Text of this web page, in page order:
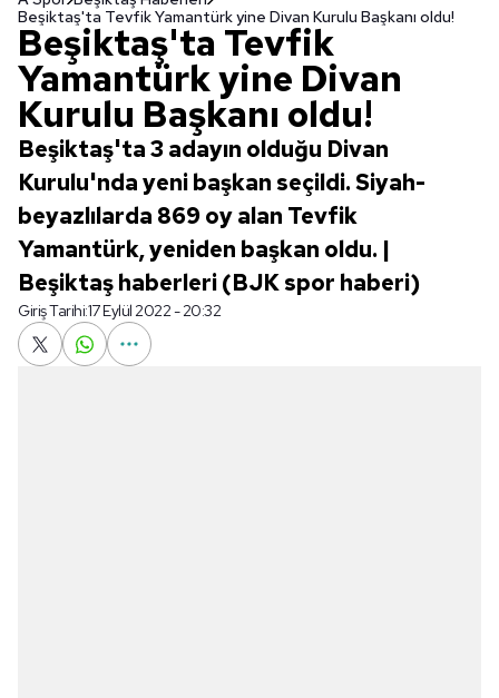
Beşiktaş'ta Tevfik Yamantürk yine Divan Kurulu Başkanı oldu!
Beşiktaş'ta Tevfik
Yamantürk yine Divan
Kurulu Başkanı oldu!
Beşiktaş'ta 3 adayın olduğu Divan
Kurulu'nda yeni başkan seçildi. Siyah-
beyazlılarda 869 oy alan Tevfik
Yamantürk, yeniden başkan oldu. |
Beşiktaş haberleri (BJK spor haberi)
Giriş Tarihi:17 Eylül 2022 - 20:32